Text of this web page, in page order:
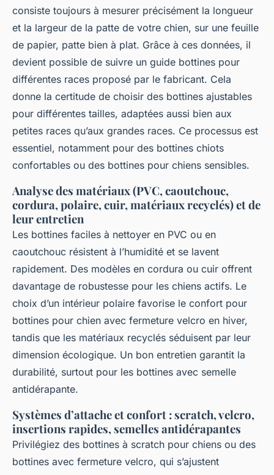
consiste toujours à mesurer précisément la longueur
et la largeur de la patte de votre chien, sur une feuille
de papier, patte bien à plat. Grâce à ces données, il
devient possible de suivre un guide bottines pour
différentes races proposé par le fabricant. Cela
donne la certitude de choisir des bottines ajustables
pour différentes tailles, adaptées aussi bien aux
petites races qu’aux grandes races. Ce processus est
essentiel, notamment pour des bottines chiots
confortables ou des bottines pour chiens sensibles.
Analyse des matériaux (PVC, caoutchouc,
cordura, polaire, cuir, matériaux recyclés) et de
leur entretien
Les bottines faciles à nettoyer en PVC ou en
caoutchouc résistent à l’humidité et se lavent
rapidement. Des modèles en cordura ou cuir offrent
davantage de robustesse pour les chiens actifs. Le
choix d’un intérieur polaire favorise le confort pour
bottines pour chien avec fermeture velcro en hiver,
tandis que les matériaux recyclés séduisent par leur
dimension écologique. Un bon entretien garantit la
durabilité, surtout pour les bottines avec semelle
antidérapante.
Systèmes d’attache et confort : scratch, velcro,
insertions rapides, semelles antidérapantes
Privilégiez des bottines à scratch pour chiens ou des
bottines avec fermeture velcro, qui s’ajustent